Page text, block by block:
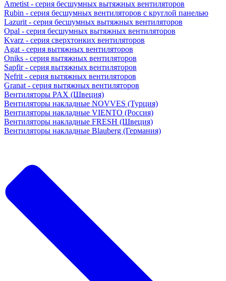
Ametist - серия бесшумных вытяжных вентиляторов
Rubin - серия бесшумных вентиляторов с круглой панелью
Lazurit - серия бесшумных вытяжных вентиляторов
Opal - серия бесшумных вытяжных вентиляторов
Kvarz - серия сверхтонких вентиляторов
Agat - серия вытяжных вентиляторов
Oniks - серия вытяжных вентиляторов
Sapfir - серия вытяжных вентиляторов
Nefrit - серия вытяжных вентиляторов
Granat - серия вытяжных вентиляторов
Вентиляторы PAX (Швеция)
Вентиляторы накладные NOVVES (Турция)
Вентиляторы накладные VIENTO (Россия)
Вентиляторы накладные FRESH (Швеция)
Вентиляторы накладные Blauberg (Германия)